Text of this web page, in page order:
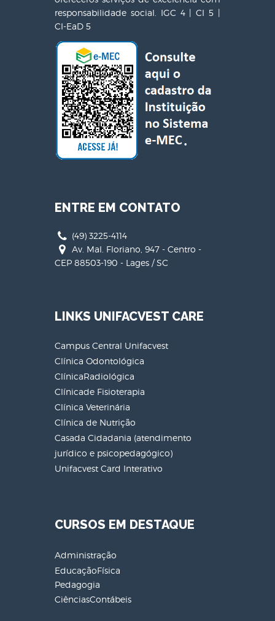
responsabilidade social. IGC 4 | CI 5 |
CI-EaD 5
ENTRE EM CONTATO
(49) 3225-4114
Av. Mal. Floriano, 947 - Centro -
CEP 88503-190 - Lages / SC
LINKS UNIFACVEST CARE
Campus Central Unifacvest
Clínica Odontológica
ClínicaRadiológica
Clínicade Fisioterapia
Clínica Veterinária
Clínica de Nutrição
Casada Cidadania (atendimento
jurídico e psicopedagógico)
Unifacvest Card Interativo
CURSOS EM DESTAQUE
Administração
EducaçãoFísica
Pedagogia
CiênciasContábeis